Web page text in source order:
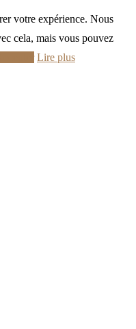
votre expérience. Nous
cela, mais vous pouvez
Lire plus